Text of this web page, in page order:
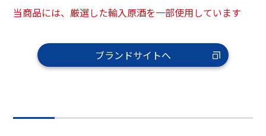
当商品には、厳選した輸入原酒を一部使用しています
ブランドサイトへ